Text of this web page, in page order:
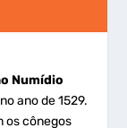
Numídio
ano de 1529.
os cônegos